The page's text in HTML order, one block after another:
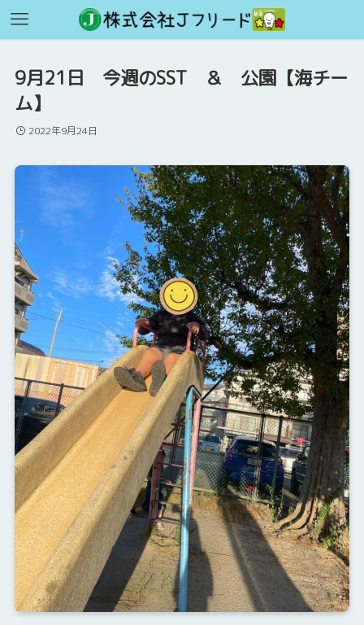
9月21日 今週のSST ＆ 公園【海チー
ム】
2022年9月24日